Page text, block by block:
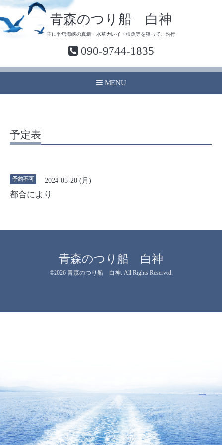
青森のつり船 白神
主に平舘海峡の真鯛・水草カレイ・根魚等を狙って、釣行
090-9744-1835
MENU
予定表
予約不可 2024-05-20 (月)
都合により
青森のつり船 白神
©2026 青森のつり船 白神. All Rights Reserved.